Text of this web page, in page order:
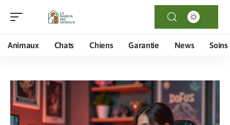
Animaux Chats Chiens Garantie News Soins